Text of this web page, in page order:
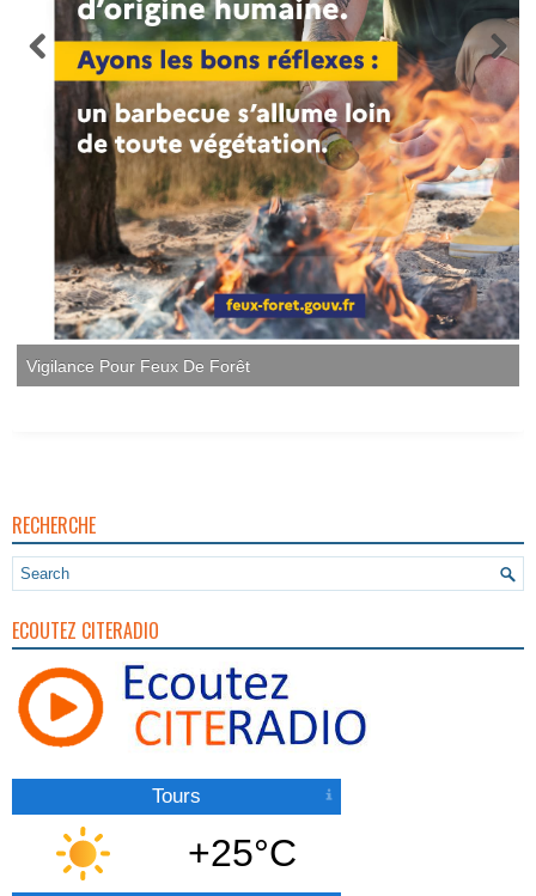
Vigilance Pour Feux De Forêt
RECHERCHE
ECOUTEZ CITERADIO
Tours
+25°C